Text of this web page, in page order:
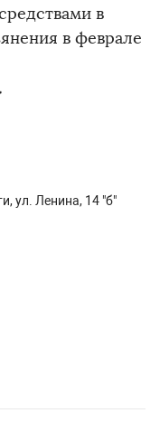
в
в феврале
ул. Ленина, 14 "б"